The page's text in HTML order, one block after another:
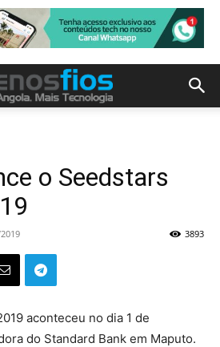
o Seedstars
3893
aconteceu no dia 1 de
do Standard Bank em Maputo.